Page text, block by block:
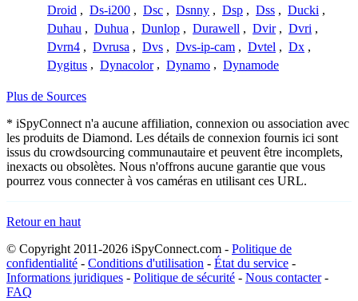
Droid , Ds-i200 , Dsc , Dsnny , Dsp , Dss , Ducki ,
Duhau , Duhua , Dunlop , Durawell , Dvir , Dvri ,
Dvrn4 , Dvrusa , Dvs , Dvs-ip-cam , Dvtel , Dx ,
Dygitus , Dynacolor , Dynamo , Dynamode
Plus de Sources
* iSpyConnect n'a aucune affiliation, connexion ou association avec
les produits de Diamond. Les détails de connexion fournis ici sont
issus du crowdsourcing communautaire et peuvent être incomplets,
inexacts ou obsolètes. Nous n'offrons aucune garantie que vous
pourrez vous connecter à vos caméras en utilisant ces URL.
Retour en haut
© Copyright 2011-2026 iSpyConnect.com - Politique de
confidentialité - Conditions d'utilisation - État du service -
Informations juridiques - Politique de sécurité - Nous contacter-
FAQ